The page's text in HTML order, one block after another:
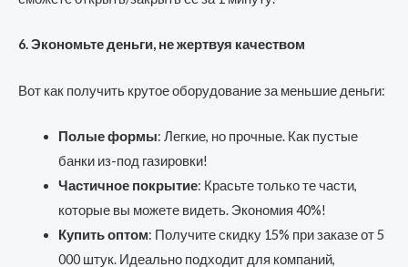
6. Экономьте деньги, не жертвуя качеством
Вот как получить крутое оборудование за меньшие деньги:
Полые формы: Легкие, но прочные. Как пустые
банки из-под газировки!
Частичное покрытие: Красьте только те части,
которые вы можете видеть. Экономия 40%!
Купить оптом: Получите скидку 15% при заказе от 5
000 штук. Идеально подходит для компаний,